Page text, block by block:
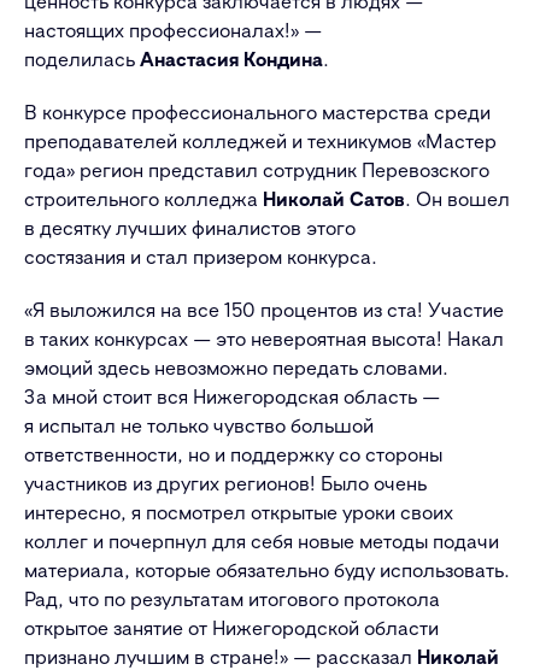
настоящих профессионалах!» —
поделилась Анастасия Кондина.
В конкурсе профессионального мастерства среди
преподавателей колледжей и техникумов «Мастер
года» регион представил сотрудник Перевозского
строительного колледжа Николай Сатов. Он вошел
в десятку лучших финалистов этого
состязания и стал призером конкурса.
«Я выложился на все 150 процентов из ста! Участие
в таких конкурсах — это невероятная высота! Накал
эмоций здесь невозможно передать словами.
За мной стоит вся Нижегородская область —
я испытал не только чувство большой
ответственности, но и поддержку со стороны
участников из других регионов! Было очень
интересно, я посмотрел открытые уроки своих
коллег и почерпнул для себя новые методы подачи
материала, которые обязательно буду использовать.
Рад, что по результатам итогового протокола
открытое занятие от Нижегородской области
признано лучшим в стране!» — рассказал Николай